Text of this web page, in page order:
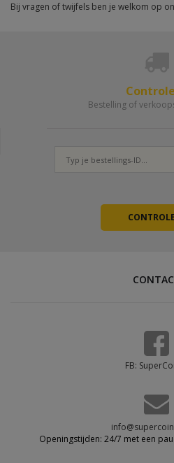
Bij vragen of twijfels ben je welkom op
Bestelling of
FB:
Openingstijden: 24/7 met een